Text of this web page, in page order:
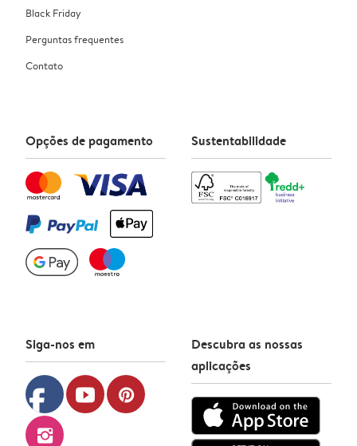
Black Friday
Perguntas frequentes
Contato
Opções de pagamento Sustentabilidade
Siga-nos em
facebook youtube pinterest
instagram
Descubra as nossas
aplicações